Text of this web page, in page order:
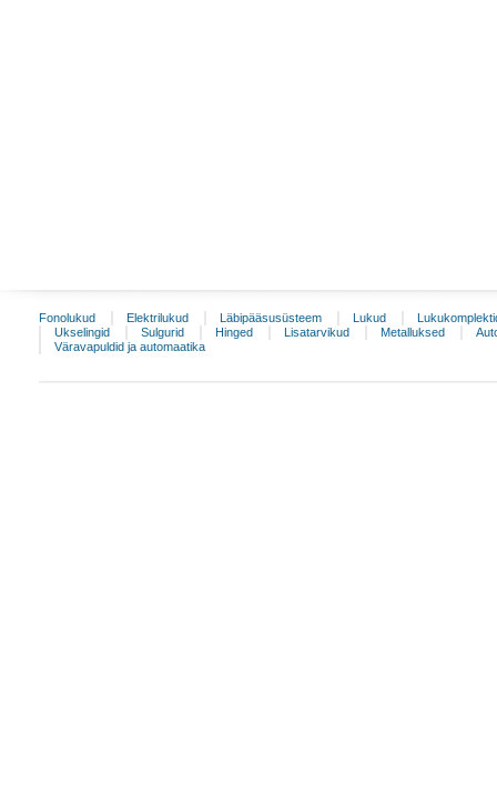
Fonolukud Elektrilukud Läbipääsusüsteem Lukud
Ukselingid
Sulgurid Hinged Lisatarvikud Metalluksed
Väravapuldid ja automaatika